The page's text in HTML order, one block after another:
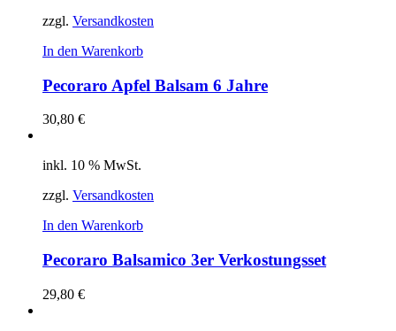
zzgl. Versandkosten
In den Warenkorb
Pecoraro Apfel Balsam 6 Jahre
30,80 €
inkl. 10 % MwSt.
zzgl. Versandkosten
In den Warenkorb
Pecoraro Balsamico 3er Verkostungsset
29,80 €